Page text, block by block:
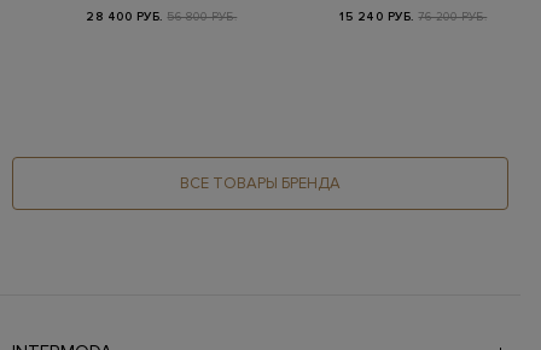
на кул…
28 400 РУБ. 56 800 РУБ.
кулисками и л…
15 240 РУБ. 76 200 РУБ.
ВСЕ ТОВАРЫ БРЕНДА